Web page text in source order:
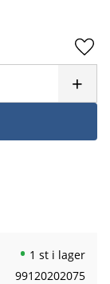
+
1 st i lager
99120202075